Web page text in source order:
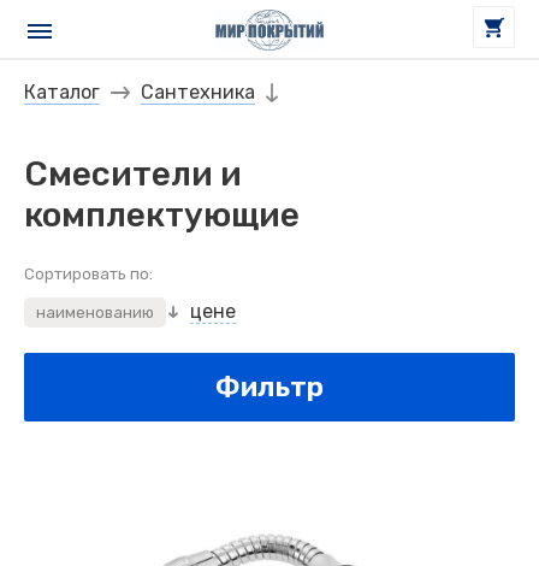
Каталог Сантехника
Смесители и
комплектующие
Сортировать по:
наименованию цене
Фильтр